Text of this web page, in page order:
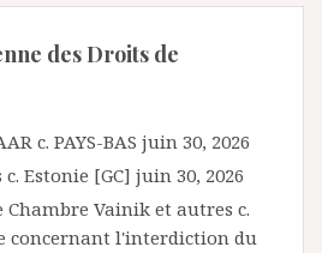
des Droits de
c. PAYS-BAS juin 30, 2026
Estonie [GC] juin 30, 2026
Chambre Vainik et autres c.
concernant l'interdiction du